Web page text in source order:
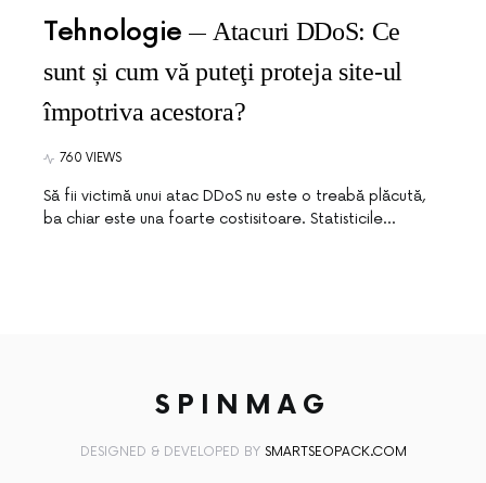
Tehnologie
Atacuri DDoS: Ce
sunt și cum vă puteţi proteja site-ul
împotriva acestora?
760 VIEWS
Să fii victimă unui atac DDoS nu este o treabă plăcută,
ba chiar este una foarte costisitoare. Statisticile…
SPINMAG
DESIGNED & DEVELOPED BY SMARTSEOPACK.COM